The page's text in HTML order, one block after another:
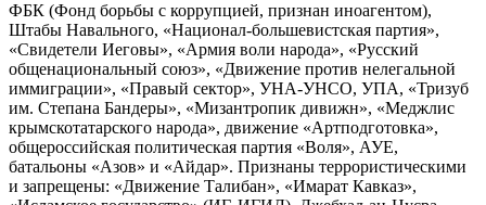
ФБК (Фонд борьбы с коррупцией, признан иноагентом),
Штабы Навального, «Национал-большевистская партия»,
«Свидетели Иеговы», «Армия воли народа», «Русский
общенациональный союз», «Движение против нелегальной
иммиграции», «Правый сектор», УНА-УНСО, УПА, «Тризуб
им. Степана Бандеры», «Мизантропик дивижн», «Меджлис
крымскотатарского народа», движение «Артподготовка»,
общероссийская политическая партия «Воля», АУЕ,
батальоны «Азов» и «Айдар». Признаны террористическими
и запрещены: «Движение Талибан», «Имарат Кавказ»,